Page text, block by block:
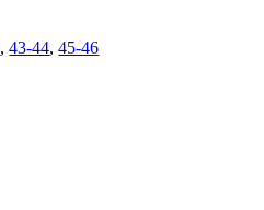
,43-44,45-46